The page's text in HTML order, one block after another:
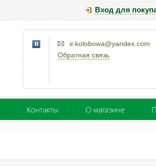
Вход для
ir.kolobowa@yandex.com
Обратная связь
Контакты О магазине